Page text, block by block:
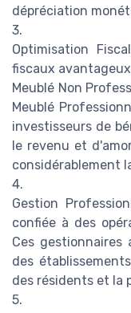
dépréciation
3.
Optimisation
fiscaux
Meublé Non
Meublé
investisseurs de
le revenu et
considérablement
4.
Gestion
confiée à des
Ces
des
des résidents et la
5.